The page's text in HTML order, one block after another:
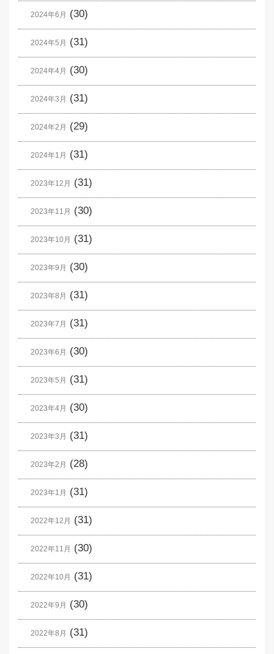
2024年6月 (30)
2024年5月 (31)
2024年4月 (30)
2024年3月 (31)
2024年2月 (29)
2024年1月 (31)
2023年12月 (31)
2023年11月 (30)
2023年10月 (31)
2023年9月 (30)
2023年8月 (31)
2023年7月 (31)
2023年6月 (30)
2023年5月 (31)
2023年4月 (30)
2023年3月 (31)
2023年2月 (28)
2023年1月 (31)
2022年12月 (31)
2022年11月 (30)
2022年10月 (31)
2022年9月 (30)
2022年8月 (31)